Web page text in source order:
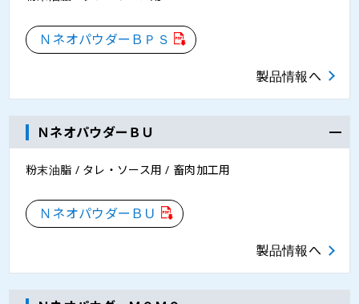
ＮネオパウダーＢＰＳ
製品情報へ
ＮネオパウダーＢＵ
粉末油脂 / タレ・ソース用 / 畜肉加工用
ＮネオパウダーＢＵ
製品情報へ